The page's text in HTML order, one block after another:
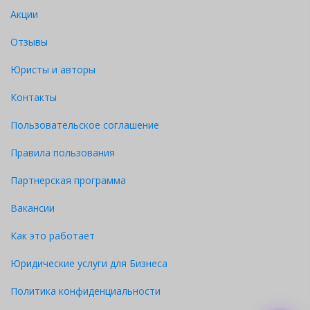
Акции
Отзывы
Юристы и авторы
Контакты
Пользовательское соглашение
Правила пользования
Партнерская программа
Вакансии
Как это работает
Юридические услуги для Бизнеса
Политика конфиденциальности